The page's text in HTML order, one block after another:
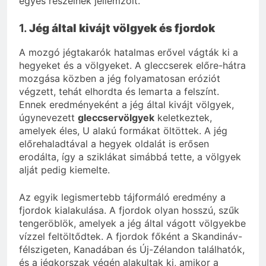
1.Jég által kivájt völgyek és fjordok
A mozgó jégtakarók hatalmas erővel vágták ki a
hegyeket és a völgyeket. A gleccserek előre-hátra
mozgása közben a jég folyamatosan eróziót
végzett, tehát elhordta és lemarta a felszínt.
Ennek eredményeként a jég által kivájt völgyek,
úgynevezett gleccservölgyek keletkeztek,
amelyek éles, U alakú formákat öltöttek. A jég
előrehaladtával a hegyek oldalát is erősen
erodálta, így a sziklákat simábbá tette, a völgyek
alját pedig kiemelte.
Az egyik legismertebb tájformáló eredmény a
fjordok kialakulása. A fjordok olyan hosszú, szűk
tengeröblök, amelyek a jég által vágott völgyekbe
vízzel feltöltődtek. A fjordok főként a Skandináv-
félszigeten, Kanadában és Új-Zélandon találhatók,
és a jégkorszak végén alakultak ki, amikor a